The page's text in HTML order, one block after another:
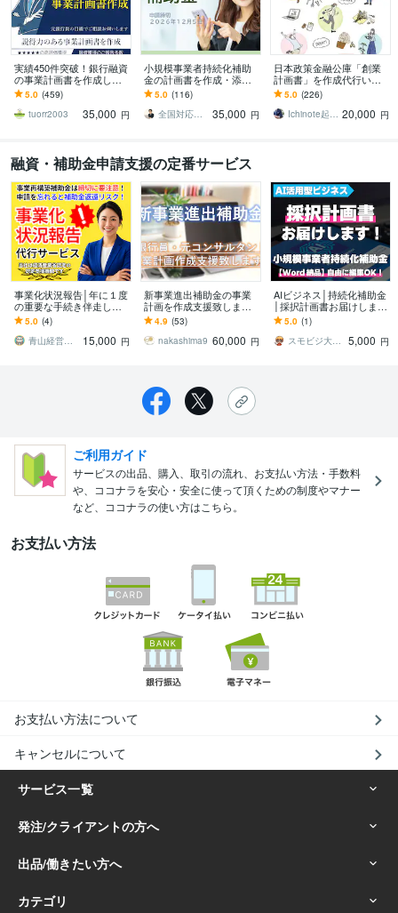
実績450件突破！銀行融資
の事業計画書を作成しま
す 元銀行員が銀行、公庫
の融資を勝ち取る事業計
画書を作成します
5.0 (459)
tuorr2003
35,000 円
小規模事業者持続化補助
金の計画書を作成・添削
します 補助金サポート歴1
0年、毎回10～20社程度の
お客様が採択
5.0 (116)
全国対応｜補助金コンシェルジュ練馬
35,000 円
日本政策金融公庫「創業
計画書」を作成代行いた
します 創業時の運転資
金・設備資金の申込の際
に必要な書類を作成しま
5.0 (226)
Ichinote起業・経営コンシェルジュ 20,000 円
融資・補助金申請支援の定番サービス
事業化状況報告│年に１度
の重要な手続き伴走しま
す 期限が迫っていてもO
K！専門家の力で補助金返
還リスクを回避！
5.0 (4)
青山経営パートナーズ
15,000 円
新事業進出補助金の事業
計画を作成支援致します
～元銀行員・元コンサル
が事業計画の作成支援を
致します～
4.9 (53)
nakashima9 60,000 円
AIビジネス│持続化補助金
│採択計画書お届けします
【Word納品】自由に編集
OK！小規模事業者持続化
補助金向け
5.0 (1)
スモビジ大学長｜てらもと さとし
5,000 円
ご利用ガイド
サービスの出品、購入、取引の流れ、お支払い方法・手数料
や、ココナラを安心・安全に使って頂くための制度やマナー
など、ココナラの使い方はこちら。
お支払い方法
お支払い方法について
キャンセルについて